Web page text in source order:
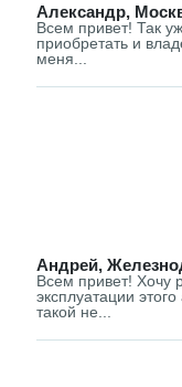
Александр,
Всем привет! Так
приобретать и
меня...
Андрей,
Всем привет! Хочу
эксплуатации
такой не...